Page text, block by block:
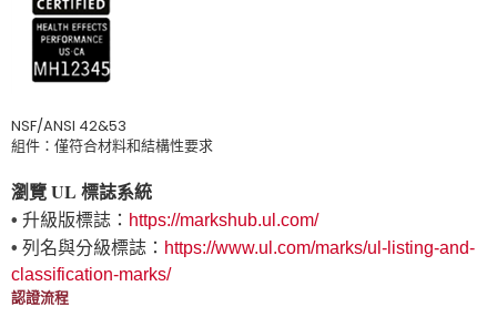
NSF/ANSI 42&53
組件：僅符合材料和結構性要求
瀏覽 UL 標誌系統
• 升級版標誌： https://markshub.ul.com/
• 列名與分級標誌： https://www.ul.com/marks/ul-listing-and-
classification-marks/
認證流程